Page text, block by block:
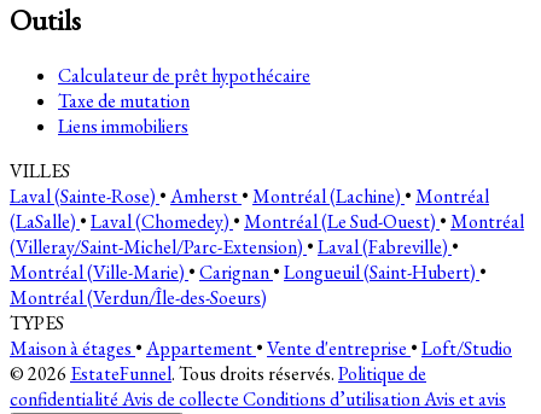
Outils
Calculateur de prêt hypothécaire
Taxe de mutation
Liens immobiliers
VILLES
Laval (Sainte-Rose) •Amherst•Montréal (Lachine) •Montréal
(LaSalle) •Laval (Chomedey) •Montréal (Le Sud-Ouest) •Montréal
(Villeray/Saint-Michel/Parc-Extension) •Laval (Fabreville) •
Montréal (Ville-Marie) •Carignan•Longueuil (Saint-Hubert) •
Montréal (Verdun/Île-des-Soeurs)
TYPES
Maison à étages •Appartement•Vente d'entreprise •Loft/Studio
© 2026 EstateFunnel. Tous droits réservés.Politique de
confidentialitéAvis de collecteConditions d’utilisationAvis et avis